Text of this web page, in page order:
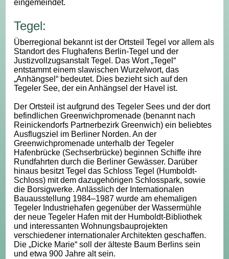
eingemeindet.
Tegel:
Überregional bekannt ist der Ortsteil Tegel vor allem als
Standort des Flughafens Berlin-Tegel und der
Justizvollzugsanstalt Tegel. Das Wort „Tegel“
entstammt einem slawischen Wurzelwort, das
„Anhängsel“ bedeutet. Dies bezieht sich auf den
Tegeler See, der ein Anhängsel der Havel ist.
Der Ortsteil ist aufgrund des Tegeler Sees und der dort
befindlichen Greenwichpromenade (benannt nach
Reinickendorfs Partnerbezirk Greenwich) ein beliebtes
Ausflugsziel im Berliner Norden. An der
Greenwichpromenade unterhalb der Tegeler
Hafenbrücke (Sechserbrücke) beginnen Schiffe ihre
Rundfahrten durch die Berliner Gewässer. Darüber
hinaus besitzt Tegel das Schloss Tegel (Humboldt-
Schloss) mit dem dazugehörigen Schlosspark, sowie
die Borsigwerke. Anlässlich der Internationalen
Bauausstellung 1984–1987 wurde am ehemaligen
Tegeler Industriehafen gegenüber der Wassermühle
der neue Tegeler Hafen mit der Humboldt-Bibliothek
und interessanten Wohnungsbauprojekten
verschiedener internationaler Architekten geschaffen.
Die „Dicke Marie“ soll der älteste Baum Berlins sein
und etwa 900 Jahre alt sein.